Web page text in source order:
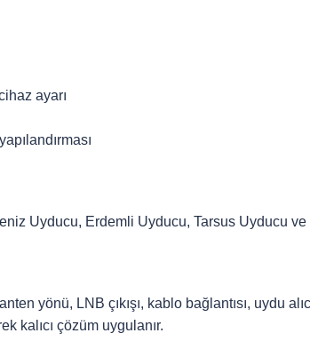
ayarı
Uyducu, Erdemli Uyducu, Tarsus Uyducu
yönü, LNB çıkışı, kablo bağlantısı, uydu
kalıcı çözüm uygulanır.